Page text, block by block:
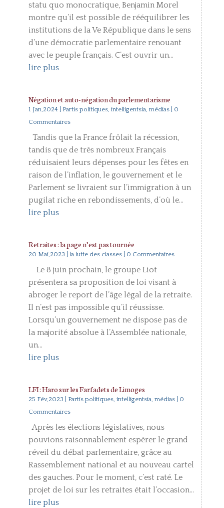
statu quo monocratique, Benjamin Morel
montre qu’il est possible de rééquilibrer les
institutions de la Ve République dans le sens
d’une démocratie parlementaire renouant
avec le peuple français. C’est ouvrir un...
lire plus
Négation et auto-négation du parlementarisme
1 Jan,2024 Partis politiques, intelligentsia, médias| 0
Commentaires
Tandis que la France frôlait la récession,
tandis que de très nombreux Français
réduisaient leurs dépenses pour les fêtes en
raison de l’inflation, le gouvernement et le
Parlement se livraient sur l’immigration à un
pugilat riche en rebondissements, d’où le...
lire plus
Retraites : la page n’est pas tournée
20 Mai,2023 la lutte des classes| 0 Commentaires
Le 8 juin prochain, le groupe Liot
présentera sa proposition de loi visant à
abroger le report de l’âge légal de la retraite.
Il n’est pas impossible qu’il réussisse.
Lorsqu’un gouvernement ne dispose pas de
la majorité absolue à l’Assemblée nationale,
un...
lire plus
LFI : Haro sur les Farfadets de Limoges
25 Fév,2023 Partis politiques, intelligentsia, médias| 0
Commentaires
Après les élections législatives, nous
pouvions raisonnablement espérer le grand
réveil du débat parlementaire, grâce au
Rassemblement national et au nouveau cartel
des gauches. Pour le moment, c’est raté. Le
projet de loi sur les retraites était l’occasion...
lire plus